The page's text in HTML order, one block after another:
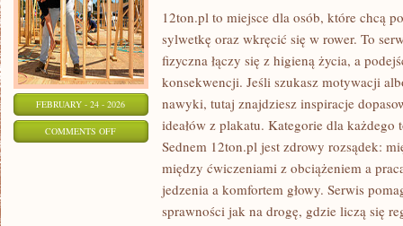
FEBRUARY - 24 - 2026
COMMENTS OFFON
POCZĄTKUJĄCYCH
12ton.pl to miejsce dla osób, które chcą
sylwetkę oraz wkręcić się w rower. To
fizyczna łączy się z higieną życia, a
konsekwencji. Jeśli szukasz motywacji
nawyki, tutaj znajdziesz inspiracje
ideałów z plakatu. Kategorie dla każdego
Sednem 12ton.pl jest zdrowy rozsądek:
między ćwiczeniami z obciążeniem a
jedzenia a komfortem głowy. Serwis
sprawności jak na drogę, gdzie liczą się